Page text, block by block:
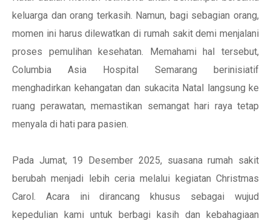
keluarga dan orang terkasih. Namun, bagi sebagian orang,
momen ini harus dilewatkan di rumah sakit demi menjalani
proses pemulihan kesehatan. Memahami hal tersebut,
Columbia Asia Hospital Semarang berinisiatif
menghadirkan kehangatan dan sukacita Natal langsung ke
ruang perawatan, memastikan semangat hari raya tetap
menyala di hati para pasien.
Pada Jumat, 19 Desember 2025, suasana rumah sakit
berubah menjadi lebih ceria melalui kegiatan Christmas
Carol. Acara ini dirancang khusus sebagai wujud
kepedulian kami untuk berbagi kasih dan kebahagiaan